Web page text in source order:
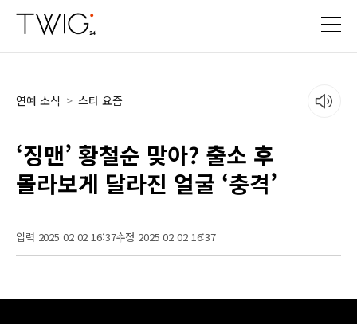
연예 소식 > 스타 요즘
‘징맨’ 황철순 맞아? 출소 후
몰라보게 달라진 얼굴 ‘충격’
입력 2025 02 02 16:37수정 2025 02 02 16:37